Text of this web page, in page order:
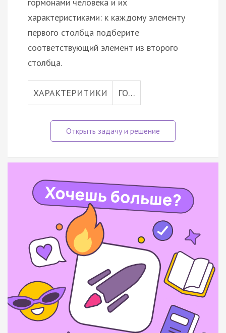
характеристиками: к каждому элементу
первого столбца подберите
соответствующий элемент из второго
столбца.
ХАРАКТЕРИТИКИ ГО…